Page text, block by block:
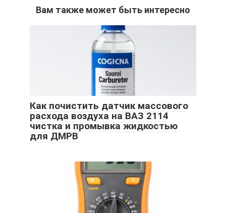
Вам также может быть интересно
Как почистить датчик массового
расхода воздуха на ВАЗ 2114
чистка и промывка жидкостью
для ДМРВ